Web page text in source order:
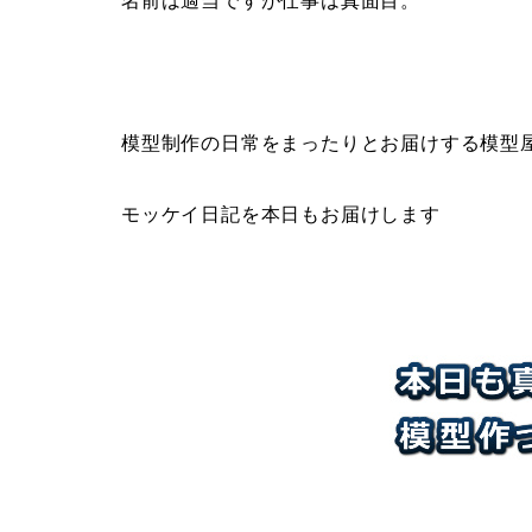
模型制作の日常をまったりとお届けする模型
モッケイ日記を本日もお届けします